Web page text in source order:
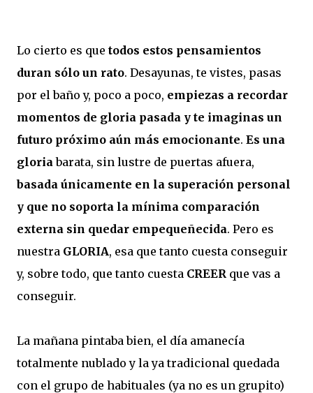
Lo cierto es que todos estos pensamientos
duran sólo un rato. Desayunas, te vistes, pasas
por el baño y, poco a poco, empiezas a recordar
momentos de gloria pasada y te imaginas un
futuro próximo aún más emocionante. Es una
gloriabarata, sin lustre de puertas afuera,
basada únicamente en la superación personal
y que no soporta la mínima comparación
externa sin quedar empequeñecida. Pero es
nuestra GLORIA, esa que tanto cuesta conseguir
y, sobre todo, que tanto cuesta CREER que vas a
conseguir.
La mañana pintaba bien, el día amanecía
totalmente nublado y la ya tradicional quedada
con el grupo de habituales (ya no es un grupito)